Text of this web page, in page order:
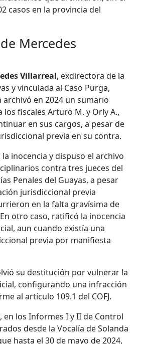
casos en la provincia del
Mercedes
Villarreal, exdirectora de la
y vinculada al Caso Purga,
en 2024 un sumario
fiscales Arturo M. y Orly A.,
en sus cargos, a pesar de
previa en su contra.
inocencia y dispuso el archivo
contra tres jueces del
Penales del Guayas, a pesar
jurisdiccional previa
en la falta gravísima de
otro caso, ratificó la inocencia
aun cuando existía una
previa por manifiesta
su destitución por vulnerar la
configurando una infracción
al artículo 109.1 del COFJ.
en los Informes I y II de Control
desde la Vocalía de Solanda
hasta el 30 de mayo de 2024,